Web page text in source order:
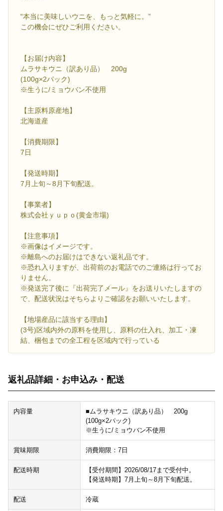
“本当に美味しいウニを、もっと気軽に。”
この機会にぜひご利用ください。
【お届け内容】
ムラサキウニ（訳あり品） 200g
(100g×2パック)
※生うに/ミョウバン不使用
【主原料原産地】
北海道産
【消費期限】
7日
【発送時期】
7月上旬～8月下旬配送。
【事業者】
株式会社ｙｕｐｏ(黄金市場)
【注意事項】
※画像はイメージです。
※離島へのお届けはできない返礼品です。
※恐れ入りますが、出荷前のお電話でのご連絡は行ってお
りません。
※発送完了後に『出荷完了メール』をお送りいたしますの
で、配送状況はそちらよりご確認をお願いいたします。
【地場産品に該当する理由】
(3号)区域内外の原料を使用し、原料の仕入れ、加工・凍
結、梱包までの全工程を区域内で行っている
返礼品詳細・お申込み・配送
内容量
■ムラサキウニ（訳あり品） 200g
(100g×2パック)
※生うに/ミョウバン不使用
賞味期限 消費期限：7日
配送時期
【受付期間】2026/08/17まで受付中。
【発送時期】7月上旬～8月下旬配送。
配送 冷蔵